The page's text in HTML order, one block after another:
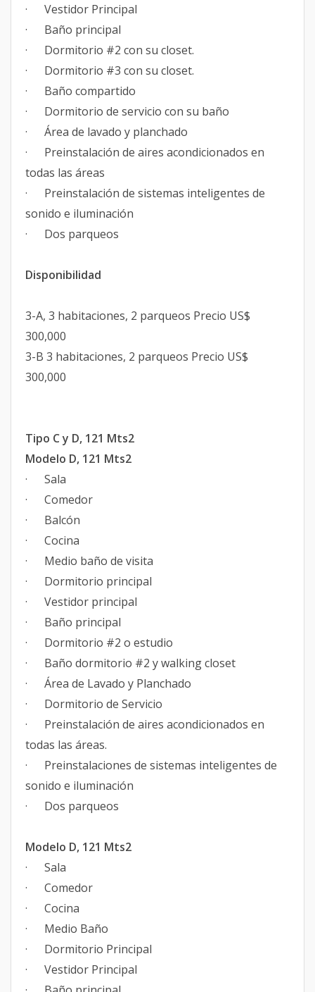
· Vestidor Principal
· Baño principal
· Dormitorio #2 con su closet.
· Dormitorio #3 con su closet.
· Baño compartido
· Dormitorio de servicio con su baño
· Área de lavado y planchado
· Preinstalación de aires acondicionados en
todas las áreas
· Preinstalación de sistemas inteligentes de
sonido e iluminación
· Dos parqueos
Disponibilidad
3-A, 3 habitaciones, 2 parqueos Precio US$
300,000
3-B 3 habitaciones, 2 parqueos Precio US$
300,000
Tipo C y D, 121 Mts2
Modelo D, 121 Mts2
· Sala
· Comedor
· Balcón
· Cocina
· Medio baño de visita
· Dormitorio principal
· Vestidor principal
· Baño principal
· Dormitorio #2 o estudio
· Baño dormitorio #2 y walking closet
· Área de Lavado y Planchado
· Dormitorio de Servicio
· Preinstalación de aires acondicionados en
todas las áreas.
· Preinstalaciones de sistemas inteligentes de
sonido e iluminación
· Dos parqueos
Modelo D, 121 Mts2
· Sala
· Comedor
· Cocina
· Medio Baño
· Dormitorio Principal
· Vestidor Principal